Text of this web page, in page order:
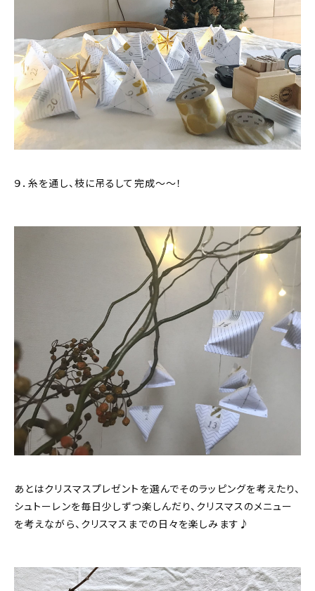
９．糸を通し、枝に吊るして完成〜〜！
あとはクリスマスプレゼントを選んでそのラッピングを考えたり、
シュトーレンを毎日少しずつ楽しんだり、クリスマスのメニュー
を考えながら、クリスマスまでの日々を楽しみます♪